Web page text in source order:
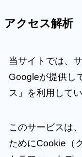
アクセス解析
当サイトでは、
Googleが提供し
ス」を利用してい
このサービスは
ためにCookie（